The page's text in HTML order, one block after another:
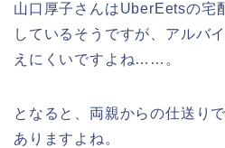
山口厚子さんはUberEetsの宅
しているそうですが、アルバ
えにくいですよね……。
となると、両親からの仕送り
ありますよね。